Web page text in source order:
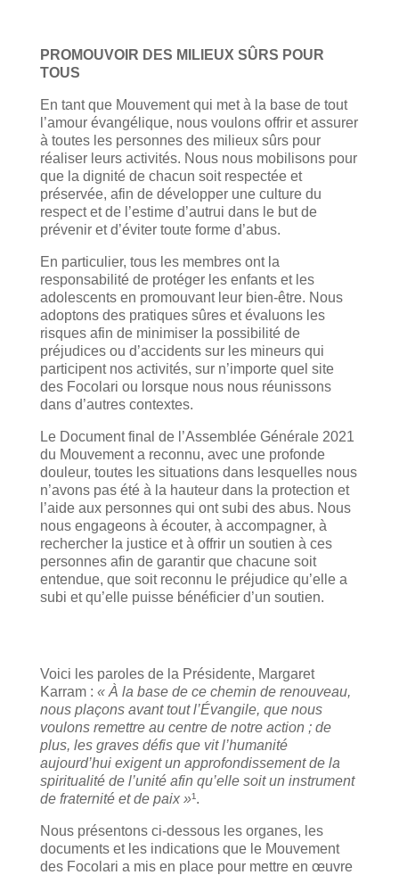
PROMOUVOIR DES MILIEUX SÛRS POUR
TOUS
En tant que Mouvement qui met à la base de tout
l’amour évangélique, nous voulons offrir et assurer
à toutes les personnes des milieux sûrs pour
réaliser leurs activités. Nous nous mobilisons pour
que la dignité de chacun soit respectée et
préservée, afin de développer une culture du
respect et de l’estime d’autrui dans le but de
prévenir et d’éviter toute forme d’abus.
En particulier, tous les membres ont la
responsabilité de protéger les enfants et les
adolescents en promouvant leur bien-être. Nous
adoptons des pratiques sûres et évaluons les
risques afin de minimiser la possibilité de
préjudices ou d’accidents sur les mineurs qui
participent nos activités, sur n’importe quel site
des Focolari ou lorsque nous nous réunissons
dans d’autres contextes.
Le Document final de l’Assemblée Générale 2021
du Mouvement a reconnu, avec une profonde
douleur, toutes les situations dans lesquelles nous
n’avons pas été à la hauteur dans la protection et
l’aide aux personnes qui ont subi des abus. Nous
nous engageons à écouter, à accompagner, à
rechercher la justice et à offrir un soutien à ces
personnes afin de garantir que chacune soit
entendue, que soit reconnu le préjudice qu’elle a
subi et qu’elle puisse bénéficier d’un soutien.
Voici les paroles de la Présidente, Margaret
Karram : « À la base de ce chemin de renouveau,
nous plaçons avant tout l’Évangile, que nous
voulons remettre au centre de notre action ; de
plus, les graves défis que vit l’humanité
aujourd’hui exigent un approfondissement de la
spiritualité de l’unité afin qu’elle soit un instrument
de fraternité et de paix »¹.
Nous présentons ci-dessous les organes, les
documents et les indications que le Mouvement
des Focolari a mis en place pour mettre en œuvre